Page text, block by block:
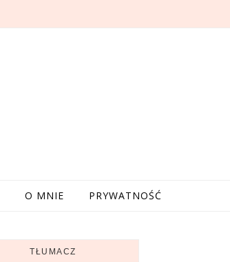
O MNIE PRYWATNOŚĆ
TŁUMACZ